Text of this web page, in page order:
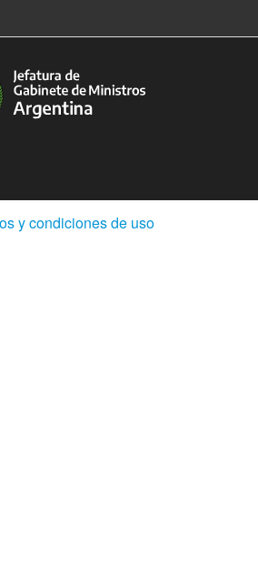
y condiciones de uso(Abre